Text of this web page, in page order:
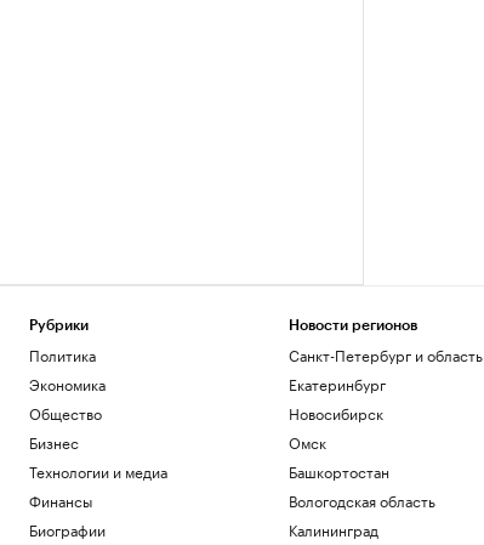
Рубрики
Политика
Экономика
Общество
Бизнес
Технологии и медиа
Финансы
Биографии
Новости регионов
Санкт-Петербург и область
Екатеринбург
Новосибирск
Омск
Башкортостан
Вологодская область
Калининград